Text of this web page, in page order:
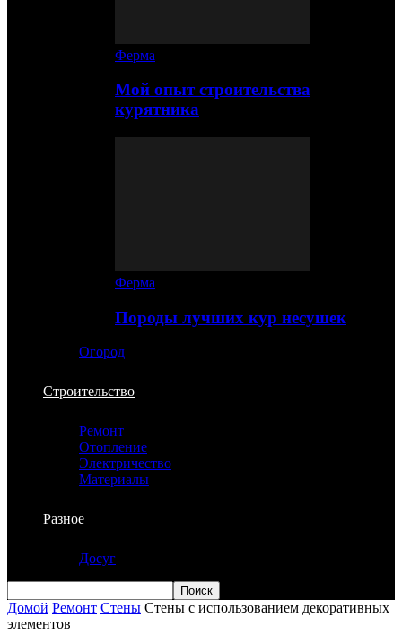
Ферма
Мой опыт строительства
курятника
Ферма
Породы лучших кур несушек
Огород
Строительство
Ремонт
Отопление
Электричество
Материалы
Разное
Досуг
Домой Ремонт Стены Стены с использованием декоративных
элементов